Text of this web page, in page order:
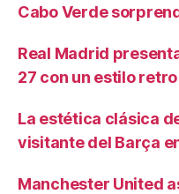
Cabo Verde
Real Madrid
27 con un estilo
La estética clásica
visitante del Barça
Manchester United